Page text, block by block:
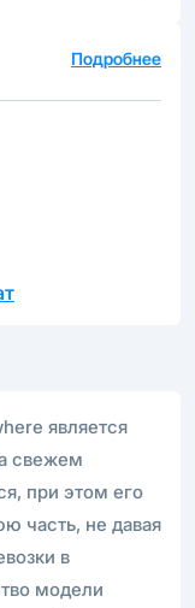
Подробнее
является
свежем
при этом его
часть, не давая
в
модели